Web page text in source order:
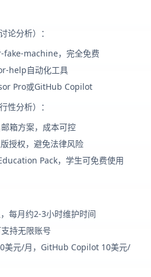
论分析）：
fake-machine，完全免费
help自动化工具
Pro或GitHub Copilot
性分析）：
箱方案，成本可控
授权，避免法律风险
Pack，学生可免费使用
每月约2-3小时维护时间
持无限账号
美元/月，GitHub Copilot 10美元/